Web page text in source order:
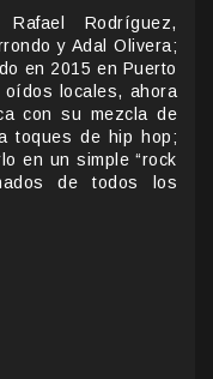
Rodríguez,
y Adal Olivera;
en 2015 en Puerto
locales, ahora
con su mezcla de
toques de hip hop;
en un simple “rock
de todos los